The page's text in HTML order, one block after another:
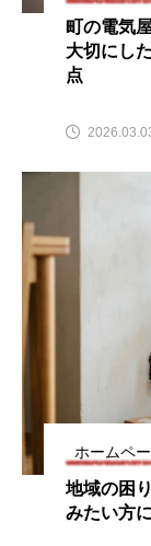
町の電気
大切にし
点
ホームペ
地域の困
みたい方